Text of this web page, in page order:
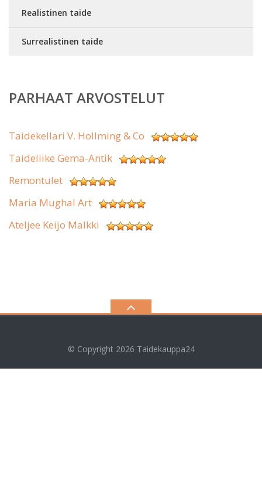
Realistinen taide
Surrealistinen taide
PARHAAT ARVOSTELUT
Taidekellari V. Hollming & Co
Taideliike Gema-Antik
Remontulet
Maria Mughal Art
Ateljee Keijo Malkki
© Copyright 2026 Taidekauppa24